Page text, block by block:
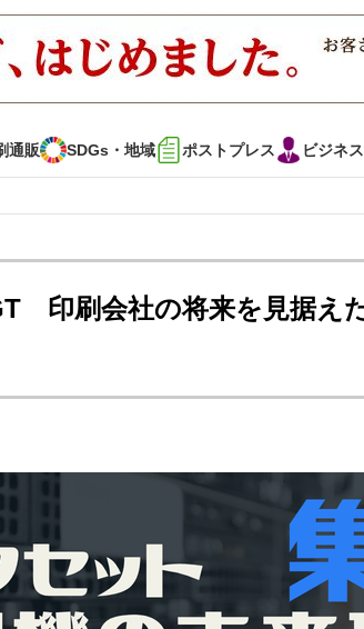
通販 SDGs・地域 ポストプレス ビジネス
インタビュー コレクション
印刷会社の将来を見据